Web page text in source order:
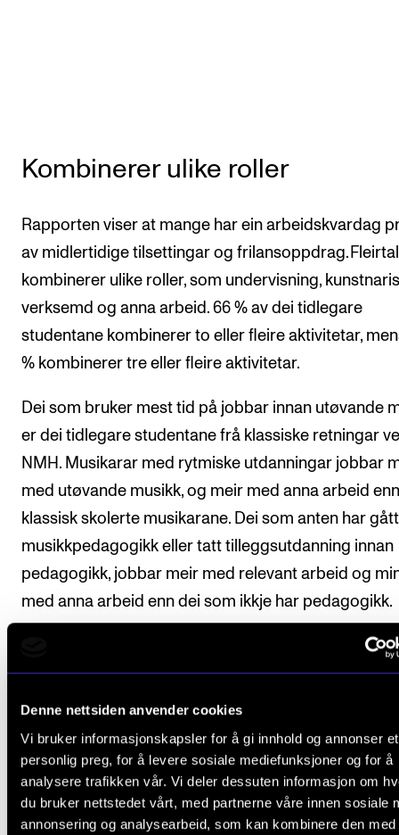
Denne nettsiden anvender cookies
Vi bruker informasjonskapsler for å gi innhold og annonser et
personlig preg, for å levere sosiale mediefunksjoner og for å
analysere trafikken vår. Vi deler dessuten informasjon om
du bruker nettstedet vårt, med partnerne våre innen sosiale
annonsering og analysearbeid, som kan kombinere den med
Kombinerer ulike roller
Rapporten viser at mange har ein arbeidskvardag
av midlertidige tilsettingar og frilansoppdrag.
kombinerer ulike roller, som undervisning,
verksemd og anna arbeid. 66 % av dei tidlegare
studentane kombinerer to eller fleire aktivitetar,
% kombinerer tre eller fleire aktivitetar.
Dei som bruker mest tid på jobbar innan utøvande
er dei tidlegare studentane frå klassiske retningar
NMH. Musikarar med rytmiske utdanningar jobbar
med utøvande musikk, og meir med anna arbeid
klassisk skolerte musikarane. Dei som anten har gått
musikkpedagogikk eller tatt tilleggsutdanning innan
pedagogikk, jobbar meir med relevant arbeid og
med anna arbeid enn dei som ikkje har pedagogikk.